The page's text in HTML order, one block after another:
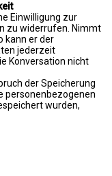
Einwilligung zur
zu widerrufen. Nimmt
kann er der
jederzeit
Konversation nicht
der Speicherung
personenbezogenen
wurden,